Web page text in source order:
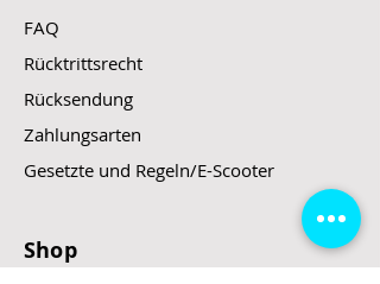
FAQ
Rücktrittsrecht
Rücksendung
Zahlungsarten
Gesetzte und Regeln/E-Scooter
Shop